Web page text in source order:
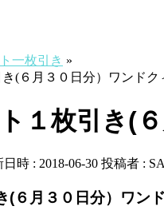
一枚引き »
(６月３０日分）ワンドク
１枚引き(
時 : 2018-06-30 投稿者 :
(６月３０日分）ワン